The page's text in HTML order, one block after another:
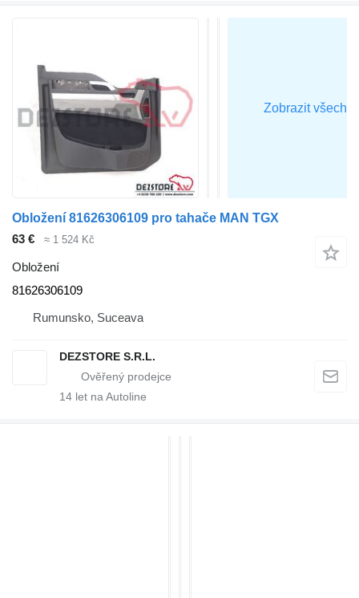
Obložení 81626306109 pro tahače MAN TGX
63 €
≈ 1 524 Kč
Obložení
81626306109
Rumunsko, Suceava
DEZSTORE S.R.L.
14 let na Autoline